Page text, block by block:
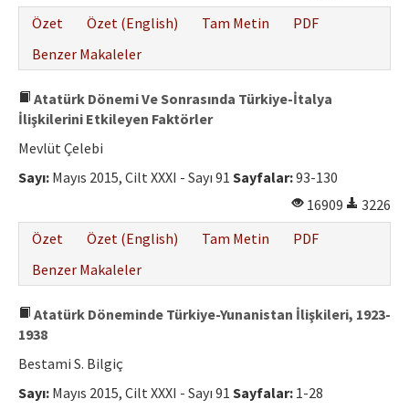
Özet
Özet (English) Tam Metin
PDF
Benzer Makaleler
Atatürk Dönemi Ve Sonrasında Türkiye-İtalya
İlişkilerini Etkileyen Faktörler
Mevlüt Çelebi
Sayı: Mayıs 2015, Cilt XXXI - Sayı 91 Sayfalar:93-130
16909
3226
Özet
Özet (English) Tam Metin
PDF
Benzer Makaleler
Atatürk Döneminde Türkiye-Yunanistan İlişkileri, 1923-
1938
Bestami S. Bilgiç
Sayı: Mayıs 2015, Cilt XXXI - Sayı 91 Sayfalar: 1-28